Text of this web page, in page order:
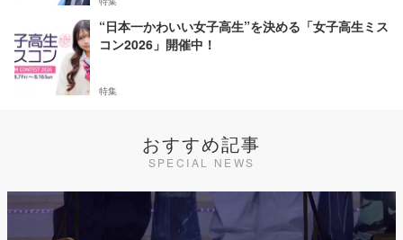
“日本一かわいい女子高生”を決める「女子高生ミス
コン2026」開催中！
特集
おすすめ記事
SPECIAL NEWS